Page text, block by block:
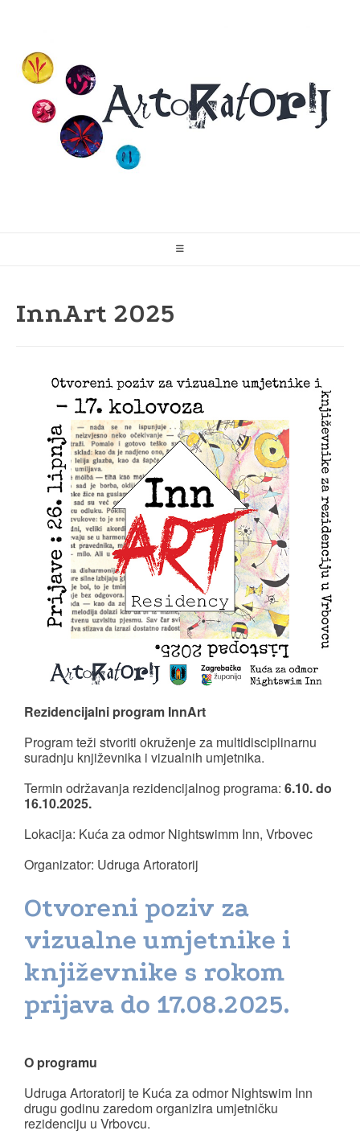
content
InnArt 2025
Rezidencijalni program InnArt
Program teži stvoriti okruženje za multidisciplinarnu
suradnju književnika i vizualnih umjetnika.
Termin održavanja rezidencijalnog programa: 6.10. do
16.10.2025.
Lokacija: Kuća za odmor Nightswimm Inn, Vrbovec
Organizator: Udruga Artoratorij
Otvoreni poziv za
vizualne umjetnike i
književnike s rokom
prijava do 17.08.2025.
O programu
Udruga Artoratorij te Kuća za odmor Nightswim Inn
drugu godinu zaredom organizira umjetničku
rezidenciju u Vrbovcu.